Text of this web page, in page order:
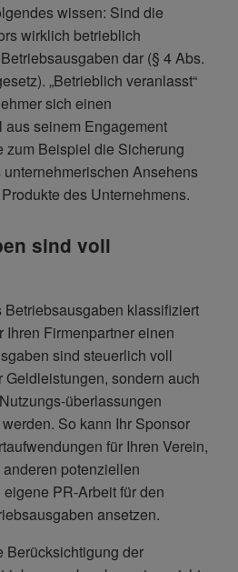
wissen: Sind die
wirklich betrieblich
dar (§ 4 Abs.
„Betrieblich veranlasst“
sich einen
seinem Engagement
zum Beispiel die Sicherung
Ansehens
des Unternehmens.
sind voll
klassifiziert
Ihren Firmenpartner einen
sind steuerlich voll
sondern auch
überlassungen
So kann Ihr Sponsor
für Ihren Verein,
potenziellen
PR-Arbeit für den
ansetzen.
Berücksichtigung der